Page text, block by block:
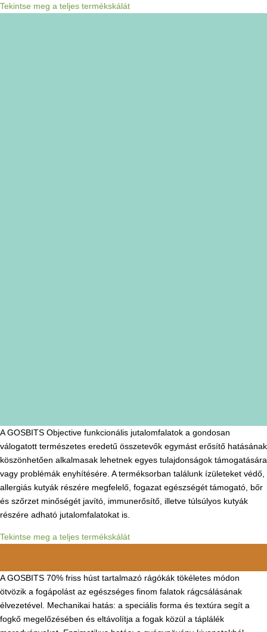
Tekintse meg a teljes termékskálát
A GOSBITS Objective funkcionális jutalomfalatok a gondosan
válogatott természetes eredetű összetevők egymást erősítő hatásának
köszönhetően alkalmasak lehetnek egyes tulajdonságok támogatására
vagy problémák enyhítésére. A terméksorban találunk ízületeket védő,
allergiás kutyák részére megfelelő, fogazat egészségét támogató, bőr
és szőrzet minőségét javító, immunerősítő, illetve túlsúlyos kutyák
részére adható jutalomfalatokat is.
Tekintse meg a teljes termékskálát
A GOSBITS 70% friss húst tartalmazó rágókák tökéletes módon
ötvözik a fogápolást az egészséges finom falatok rágcsálásának
élvezetével. Mechanikai hatás: a speciális forma és textúra segít a
fogkő megelőzésében és eltávolítja a fogak közül a táplálék